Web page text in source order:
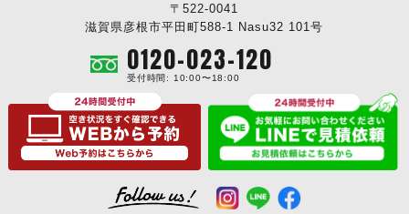
〒522-0041
滋賀県彦根市平田町588-1 Nasu32 101号
0120-023-120
受付時間: 10:00〜18:00